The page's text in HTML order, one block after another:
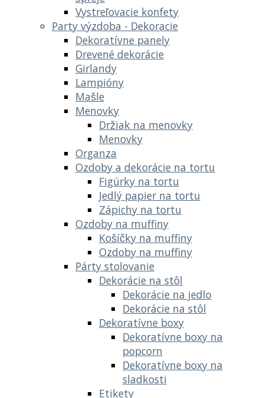
Vystreľovacie konfety
Party výzdoba - Dekoracie
Dekoratívne panely
Drevené dekorácie
Girlandy
Lampióny
Mašle
Menovky
Držiak na menovky
Menovky
Organza
Ozdoby a dekorácie na tortu
Figúrky na tortu
Jedlý papier na tortu
Zápichy na tortu
Ozdoby na muffiny
Košíčky na muffiny
Ozdoby na muffiny
Párty stolovanie
Dekorácie na stôl
Dekorácie na jedlo
Dekorácie na stôl
Dekoratívne boxy
Dekoratívne boxy na
popcorn
Dekoratívne boxy na
sladkosti
Etikety